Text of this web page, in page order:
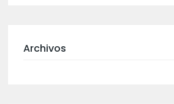
Archivos